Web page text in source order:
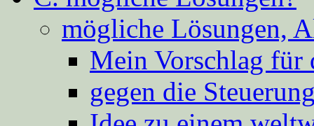
mögliche Lösungen,
Mein Vorschlag für
gegen die